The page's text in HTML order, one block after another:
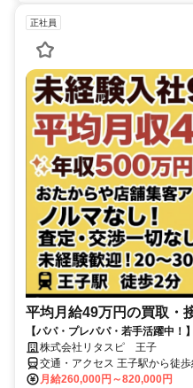
正社員
平均月給49万円の買取・
【パパ・プレパパ・若手活躍中！
株式会社リタスピ 王子
交通・アクセス 王子駅から徒
月給260,000円～820,000円